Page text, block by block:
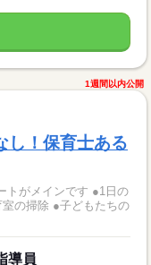
1週間以内公開
し！保育士ある
インです ●1日の
の掃除 ●子どもたちの
導員